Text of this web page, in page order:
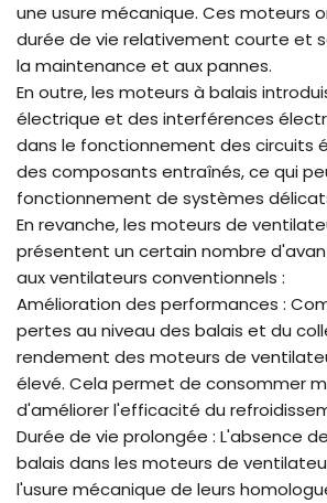
une usure mécanique. Ces moteurs
durée de vie relativement courte et
la maintenance et aux pannes.
En outre, les moteurs à balais
électrique et des interférences
dans le fonctionnement des circuits
des composants entraînés, ce qui
fonctionnement de systèmes
En revanche, les moteurs de
présentent un certain nombre
aux ventilateurs conventionnels :
Amélioration des performances :
pertes au niveau des balais et du
rendement des moteurs de
élevé. Cela permet de consommer
d'améliorer l'efficacité du
Durée de vie prolongée : L'absence
balais dans les moteurs de
l'usure mécanique de leurs